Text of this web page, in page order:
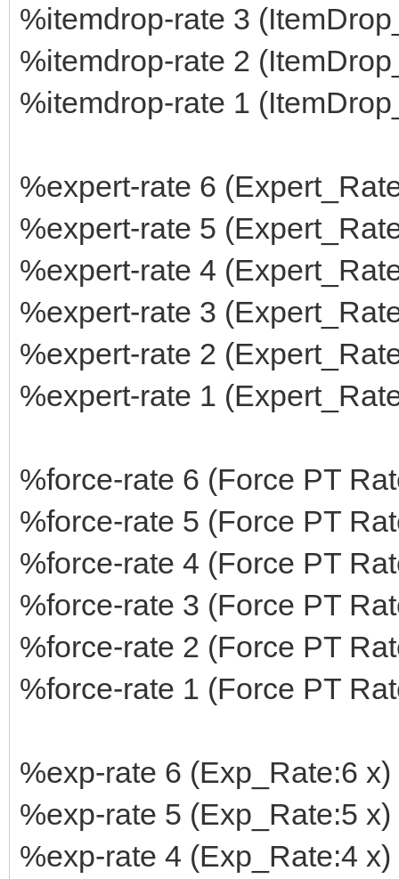
%itemdrop-rate 3
%itemdrop-rate 2
%itemdrop-rate 1
%expert-rate 6
%expert-rate 5
%expert-rate 4
%expert-rate 3
%expert-rate 2
%expert-rate 1
%force-rate 6 (Force PT
%force-rate 5 (Force PT
%force-rate 4 (Force PT
%force-rate 3 (Force PT
%force-rate 2 (Force PT
%force-rate 1 (Force PT
%exp-rate 6 (Exp_Rate:6 x)
%exp-rate 5 (Exp_Rate:5 x)
%exp-rate 4 (Exp_Rate:4 x)